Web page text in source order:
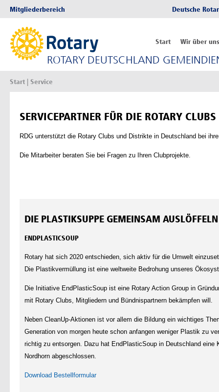
Mitgliederbereich Deutsche
ROTARY DEUTSCHLAND
Start Wir über uns
Start | Service
SERVICEPARTNER FÜR DIE ROTARY CLUBS
RDG unterstützt die Rotary Clubs und Distrikte in Deutschland bei
Die Mitarbeiter beraten Sie bei Fragen zu Ihren Clubprojekte.
DIE PLASTIKSUPPE GEMEINSAM AUSLÖFFELN
ENDPLASTICSOUP
Rotary hat sich 2020 entschieden, sich aktiv für die Umwelt
Die Plastikvermüllung ist eine weltweite Bedrohung unseres
Die Initiative EndPlasticSoup ist eine Rotary Action Group in
mit Rotary Clubs, Mitgliedern und Bündnispartnern bekämpfen will.
Neben CleanUp-Aktionen ist vor allem die Bildung ein wichtiges
Generation von morgen heute schon anfangen weniger Plastik zu
richtig zu entsorgen. Dazu hat EndPlasticSoup in Deutschland eine
Nordhorn abgeschlossen.
Download Bestellformular